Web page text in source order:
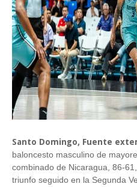
Santo Domingo, Fuente
baloncesto masculino de
combinado de Nicaragua, 86-
triunfo seguido en la Segunda